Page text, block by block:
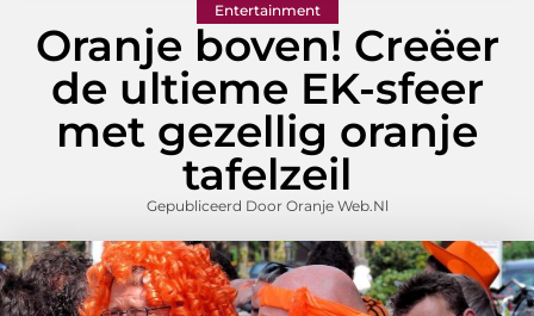
Entertainment
Oranje boven! Creëer
de ultieme EK-sfeer
met gezellig oranje
tafelzeil
Gepubliceerd Door Oranje Web.nl